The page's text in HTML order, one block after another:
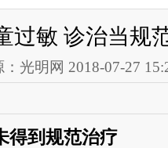
过敏 诊治当规
：光明网 2018-07-27
得到规范治疗